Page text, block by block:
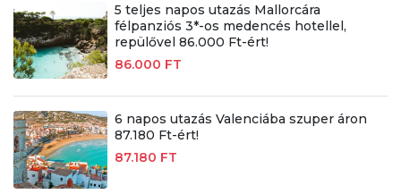
5 teljes napos utazás Mallorcára
félpanziós 3*-os medencés hotellel,
repülővel 86.000 Ft-ért!
86.000 FT
6 napos utazás Valenciába szuper áron
87.180 Ft-ért!
87.180 FT